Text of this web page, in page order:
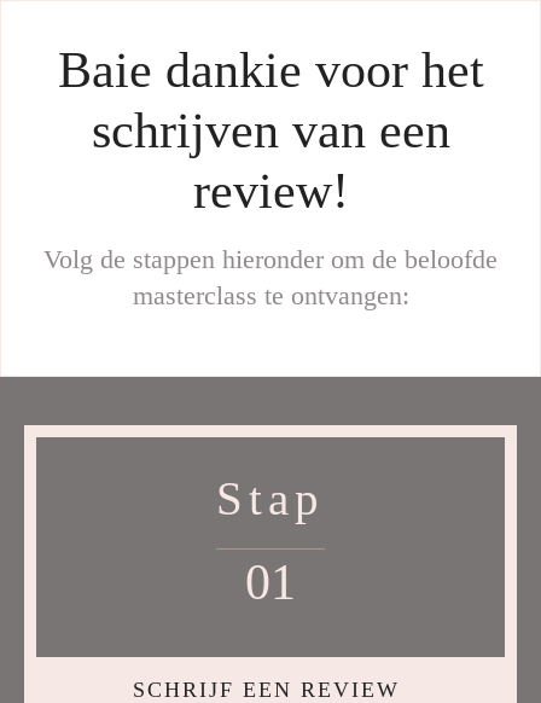
Baie dankie voor het
schrijven van een
review!
Volg de stappen hieronder om de beloofde
masterclass te ontvangen:
Stap
01
SCHRIJF EEN REVIEW